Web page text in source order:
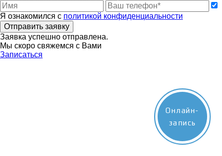
Я ознакомился с политикой конфиденциальности
Отправить заявку
Заявка успешно отправлена.
Мы скоро свяжемся с Вами
Записаться
Онлайн-
запись